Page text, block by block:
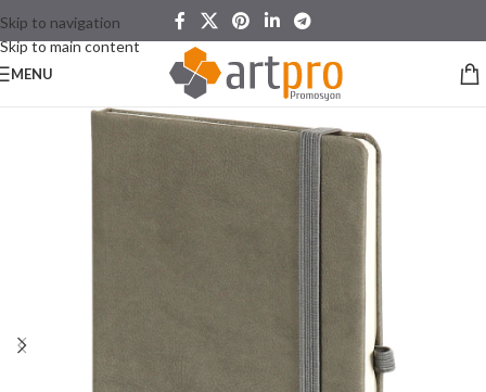
Skip to navigation
Skip to main content
MENU